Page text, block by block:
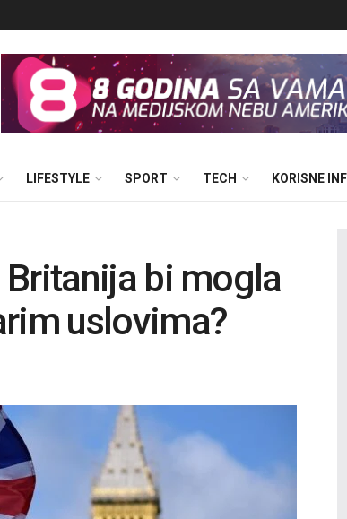
LIFESTYLE SPORT TECH KORISNE
bi mogla
uslovima?